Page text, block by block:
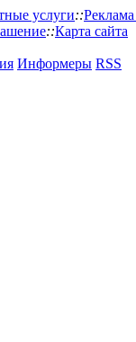
услуги::
::Карта сайта
Информеры RSS